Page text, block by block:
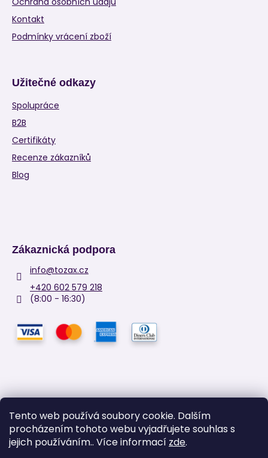
Tento web používá soubory cookie. Dalším
procházením tohoto webu vyjadřujete souhlas s
jejich používáním.. Více informací zde.
Kontakt
Podmínky vrácení zboží
Užitečné odkazy
Spolupráce
B2B
Certifikáty
Recenze zákazníků
Blog
Zákaznická podpora
info@tozax.cz
+420 602 579 218
(8:00 - 16:30)
Facebook